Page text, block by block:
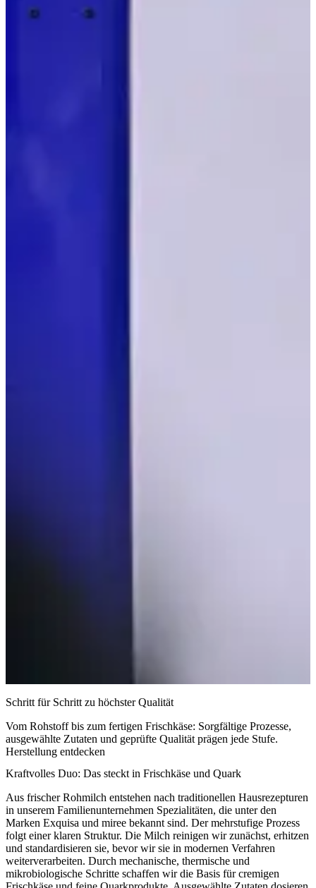
Schritt für Schritt zu höchster Qualität
Vom Rohstoff bis zum fertigen Frischkäse: Sorgfältige Prozesse,
ausgewählte Zutaten und geprüfte Qualität prägen jede Stufe.
Herstellung entdecken
Kraftvolles Duo: Das steckt in Frischkäse und Quark
Aus frischer Rohmilch entstehen nach traditionellen Hausrezepturen
in unserem Familienunternehmen Spezialitäten, die unter den
Marken Exquisa und miree bekannt sind. Der mehrstufige Prozess
folgt einer klaren Struktur. Die Milch reinigen wir zunächst, erhitzen
und standardisieren sie, bevor wir sie in modernen Verfahren
weiterverarbeiten. Durch mechanische, thermische und
mikrobiologische Schritte schaffen wir die Basis für cremigen